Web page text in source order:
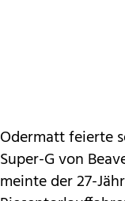
Odermatt feierte
Super-G von
meinte der 27-